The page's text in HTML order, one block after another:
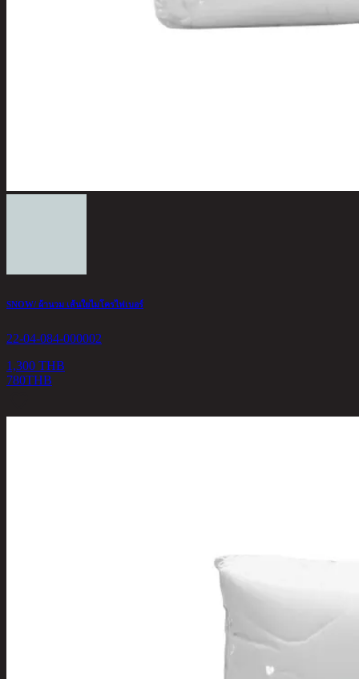
SNOW/ ผ้านวม เส้นใยไมโครไฟเบอร์
22-04-084-000002
1,300 THB
780THB